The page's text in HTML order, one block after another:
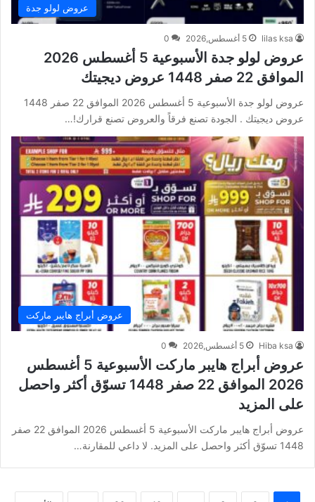
عروض لولو جدة
lilas ksa 5 أغسطس,2026 0
عروض لولو جدة الأسبوعية 5 أغسطس 2026
الموافق 22 صفر 1448 عروض ديجيتك
عروض لولو جدة الأسبوعية 5 أغسطس 2026 الموافق 22 صفر 1448
عروض ديجيتك . الجودة تصنع فرقاً والعروض تصنع قرارك!…
عروض أبراج هايبر ماركت
Hiba ksa 5 أغسطس,2026 0
عروض أبراج هايبر ماركت الأسبوعية 5 أغسطس
2026 الموافق 22 صفر 1448 تسوّق أكثر واحصل
على المزيد
عروض أبراج هايبر ماركت الأسبوعية 5 أغسطس 2026 الموافق 22 صفر
1448 تسوّق أكثر واحصل على المزيد. لا داعي للمقارنة…